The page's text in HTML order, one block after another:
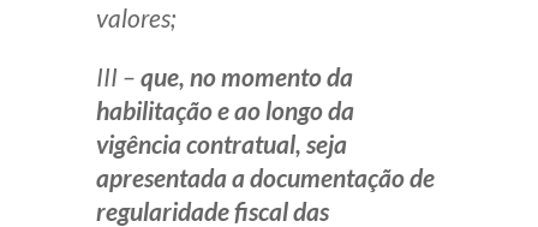
valores;
III – que, no momento da
habilitação e ao longo da
vigência contratual, seja
apresentada a documentação de
regularidade fiscal das